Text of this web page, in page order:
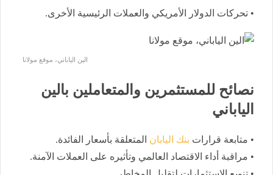
• تحركات الدولار الأمريكي والعملات الرئيسية الأخرى.
الين الياباني، موقع مولانا
نصائح للمستثمرين والمتعاملين بالين
الياباني
• متابعة قرارات بنك اليابان المتعلقة بأسعار الفائدة.
• مراقبة أداء الاقتصاد العالمي وتأثيره على العملات الآمنة.